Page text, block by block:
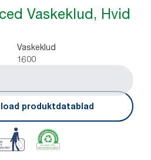
Vaskeklud, Hvid
Vaskeklud
1600
produktdatablad